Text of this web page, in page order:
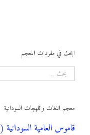
ابحث في مفردات المعجم
البحث
معجم اللغات واللهجات السودانية
قاموس العامية السودانية (226)